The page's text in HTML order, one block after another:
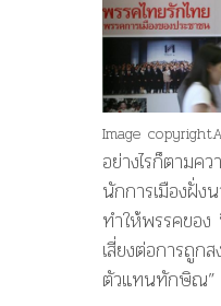
Image copyright
อย่างไรก็ตาม
นักการเมืองฝั่
ทำให้พรรคขอ
เสี่ยงต่อการถูก
ตัวแทนทักษิณ”